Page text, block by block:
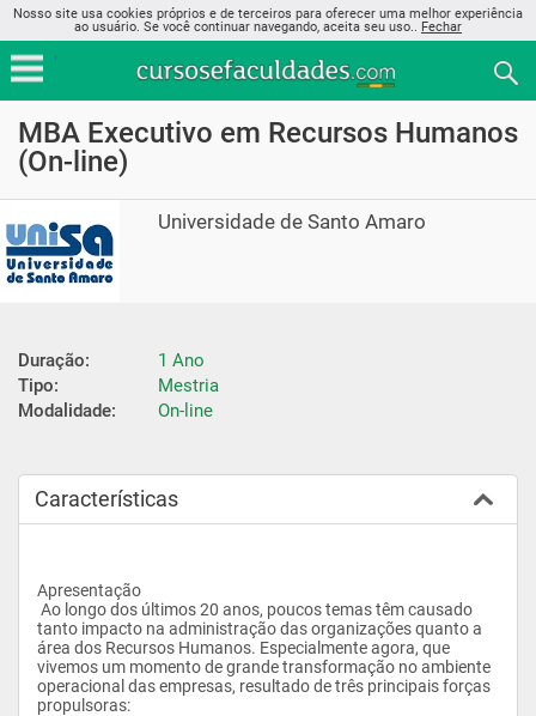
Nosso site usa cookies próprios e de terceiros para oferecer uma melhor experiência
ao usuário. Se você continuar navegando, aceita seu uso.. Fechar
MBA Executivo em Recursos Humanos
(On-line)
Universidade de Santo Amaro
Duração:
1 Ano
Tipo:
Mestria
Modalidade:
On-line
Características
Apresentação
tanto impacto na administração das organizações quanto a
área dos Recursos Humanos. Especialmente agora, que
vivemos um momento de grande transformação no ambiente
operacional das empresas, resultado de três principais forças
propulsoras: